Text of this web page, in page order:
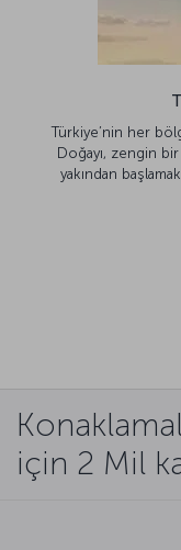
Türkiye’nin her
Doğayı, zengin
yakından
için 2 Mil